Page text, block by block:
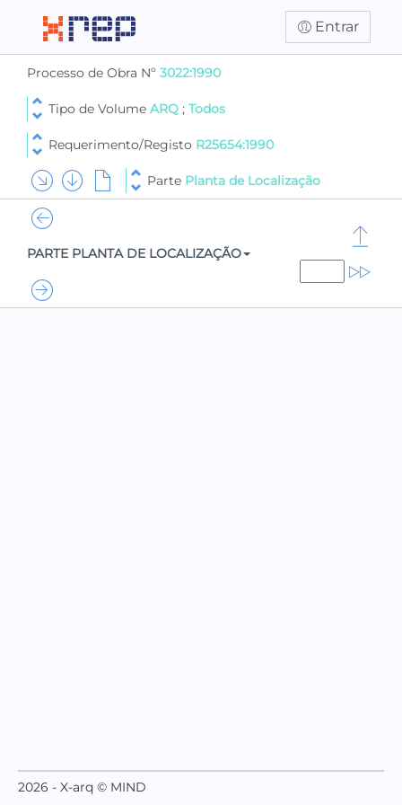
Entrar
Processo de Obra Nº 3022:1990
Tipo de Volume ARQ ; Todos
Requerimento/Registo R25654:1990
Parte Planta de Localização
PARTE PLANTA DE LOCALIZAÇÃO
2026 - X-arq © MIND